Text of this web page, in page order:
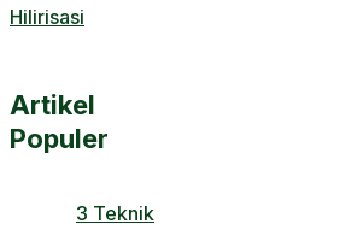
Hilirisasi
Artikel
Populer
3 Teknik